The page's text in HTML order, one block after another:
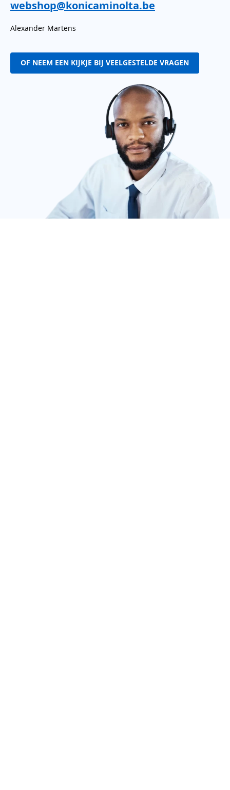
webshop@konicaminolta.be
Alexander Martens
OF NEEM EEN KIJKJE BIJ VEELGESTELDE VRAGEN